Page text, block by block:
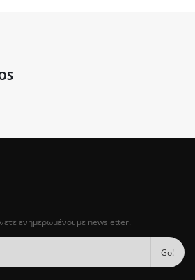
ενημερωμένοι με newsletter.